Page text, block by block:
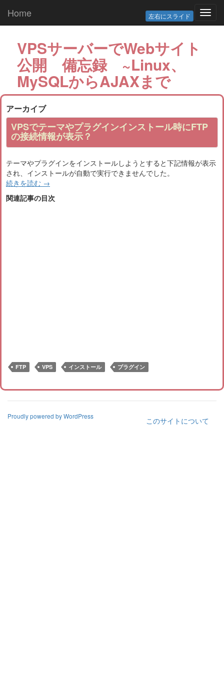
Home 左右にスライド
VPSサーバーでWebサイト
公開 備忘録 ~Linux、
MySQLからAJAXまで
アーカイブ
VPSでテーマやプラグインインストール時にFTP
の接続情報が表示？
テーマやプラグインをインストールしようとすると下記情報が表示
され、インストールが自動で実行できませんでした。
続きを読む →
関連記事の目次
FTP VPS インストール プラグイン
このサイトについて
Proudly powered by WordPress